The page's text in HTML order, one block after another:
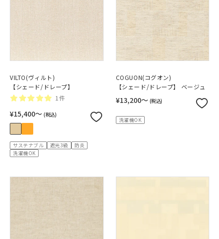
VILTO(ヴィルト)
【シェード/ドレープ】
1件
¥15,400〜 (税込)
サステナブル 遮光3級
防炎
洗濯機OK
COGUON(コグオン)
【シェード/ドレープ】 ベージュ
¥13,200〜 (税込)
洗濯機OK